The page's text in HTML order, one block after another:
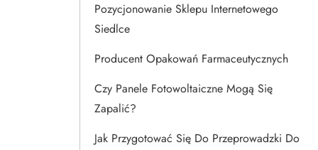
Pozycjonowanie Sklepu Internetowego
Siedlce
Producent Opakowań Farmaceutycznych
Czy Panele Fotowoltaiczne Mogą Się
Zapalić?
Jak Przygotować Się Do Przeprowadzki Do